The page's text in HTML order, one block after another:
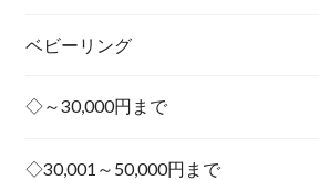
ベビーリング
◇～30,000円まで
◇30,001～50,000円まで